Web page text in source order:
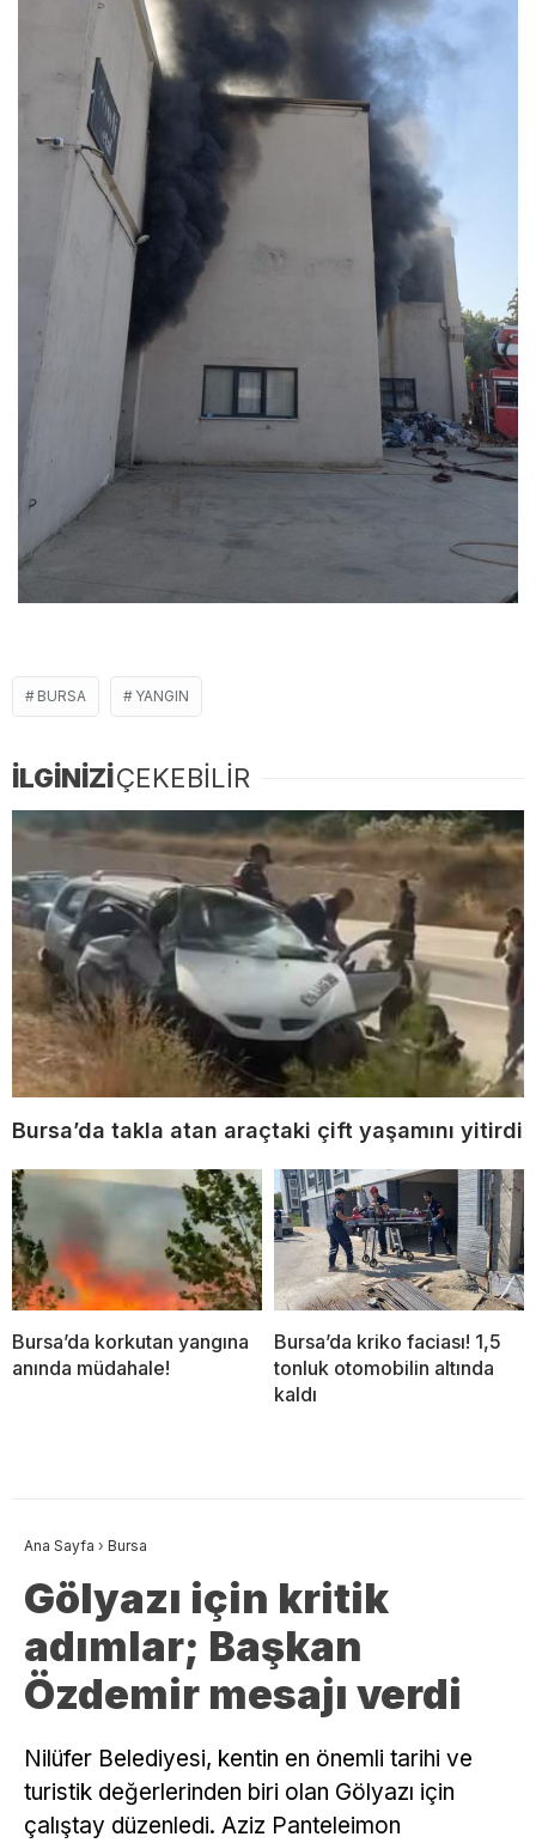
BURSA YANGIN
İLGİNİZİÇEKEBİLİR
Bursa’da takla atan araçtaki çift yaşamını yitirdi
Bursa’da korkutan yangına
anında müdahale!
Bursa’da kriko faciası! 1,5
tonluk otomobilin altında
kaldı
Ana Sayfa › Bursa
Gölyazı için kritik
adımlar; Başkan
Özdemir mesajı verdi
Nilüfer Belediyesi, kentin en önemli tarihi ve
turistik değerlerinden biri olan Gölyazı için
çalıştay düzenledi. Aziz Panteleimon